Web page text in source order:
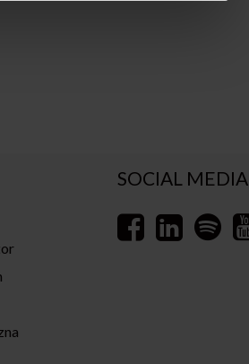
SOCIAL MEDIA